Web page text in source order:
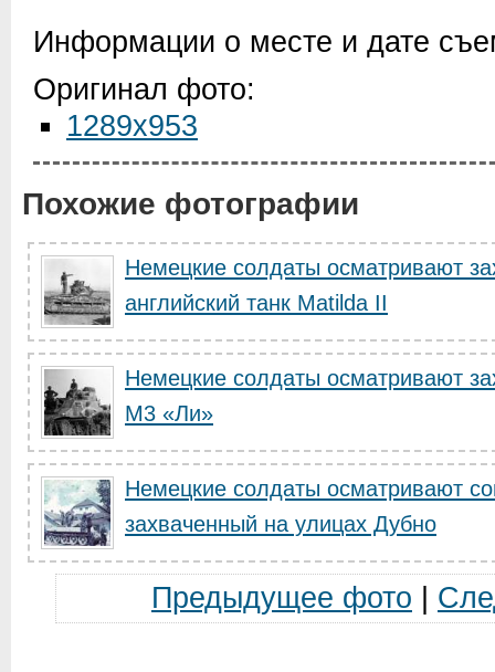
Информации о месте и дате
Оригинал фото:
1289x953
Похожие фотографии
Немецкие солдаты осматривают
английский танк Matilda II
Немецкие солдаты осматривают
M3 «Ли»
Немецкие солдаты осматривают
захваченный на улицах Дубно
Предыдущее фото